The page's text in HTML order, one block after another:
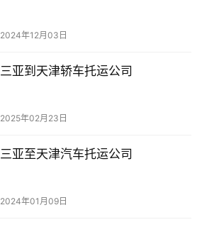
2024年12月03日
三亚到天津轿车托运公司
2025年02月23日
三亚至天津汽车托运公司
2024年01月09日